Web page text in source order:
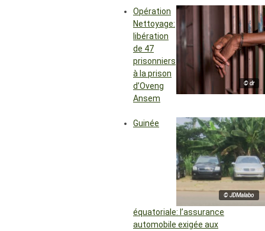
© dr
Opération
Nettoyage:
libération
de 47
prisonniers
à la prison
d’Oveng
Ansem
© JDMalabo
Guinée
équatoriale: l’assurance
automobile exigée aux